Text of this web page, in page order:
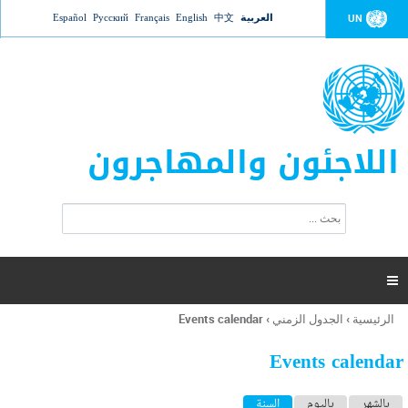
Jump to navigation UN العربية 中文
English
Français
Русский
Español
اللاجئون والمهاجرون
ت
ر
ل
ح
ب

أنت
هنا
الرئيسية › الجدول الزمني ›
Events calendar
Events calendar